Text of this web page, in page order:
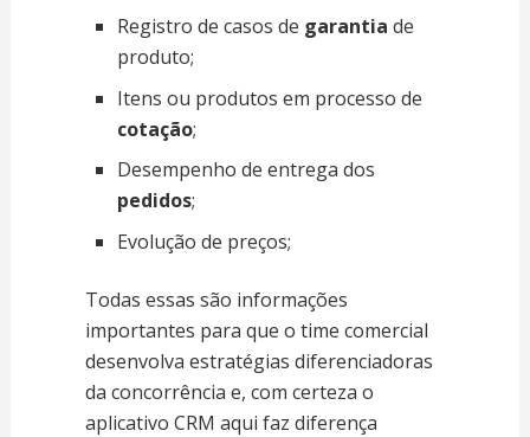
Registro de casos de garantiade
produto;
Itens ou produtos em processo de
cotação;
Desempenho de entrega dos
pedidos;
Evolução de preços;
Todas essas são informações
importantes para que o time comercial
desenvolva estratégias diferenciadoras
da concorrência e, com certeza o
aplicativo CRM aqui faz diferença